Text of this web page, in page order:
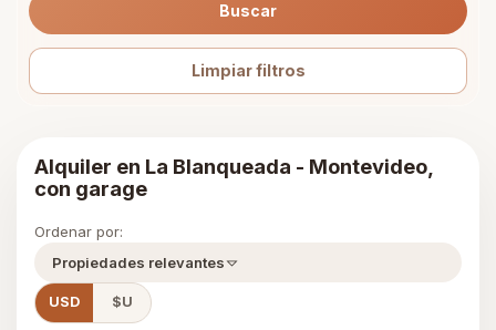
Buscar
Limpiar filtros
Alquiler en La Blanqueada - Montevideo,
con garage
Ordenar por:
Propiedades relevantes
USD $U